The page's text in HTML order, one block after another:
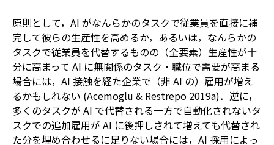
原則として，AI がなんらかのタスクで従業員を直接に補
完して彼らの生産性を高めるか，あるいは，なんらかの
タスクで従業員を代替するものの（全要素）生産性が十
分に高まって AI に無関係のタスク・職位で需要が高まる
場合には，AI 接触を経た企業で（非 AI の）雇用が増え
るかもしれない (Acemoglu & Restrepo 2019a)．逆に，
多くのタスクが AI で代替される一方で自動化されないタ
スクでの追加雇用が AI に後押しされて増えても代替され
た分を埋め合わせるに足りない場合には，AI 採用によっ